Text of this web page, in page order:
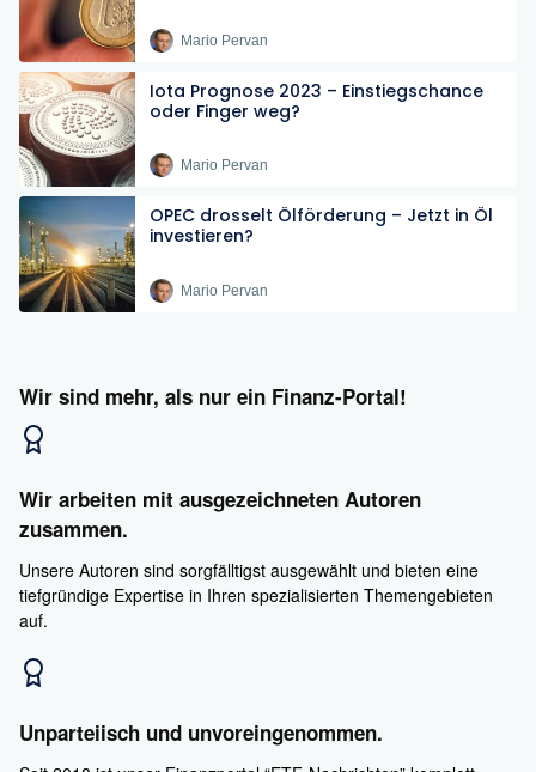
Mario Pervan
Iota Prognose 2023 – Einstiegschance
oder Finger weg?
Mario Pervan
OPEC drosselt Ölförderung – Jetzt in Öl
investieren?
Mario Pervan
Wir sind mehr, als nur ein Finanz-Portal!
Wir arbeiten mit ausgezeichneten Autoren
zusammen.
Unsere Autoren sind sorgfälltigst ausgewählt und bieten eine
tiefgründige Expertise in Ihren spezialisierten Themengebieten
auf.
Unparteiisch und unvoreingenommen.